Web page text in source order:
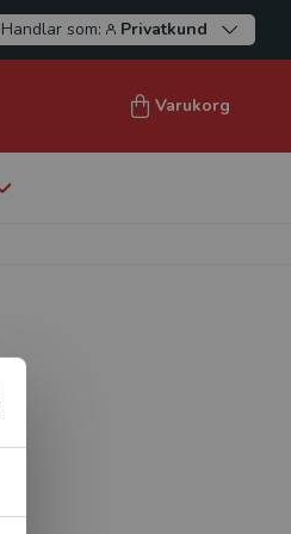
Handlar som: Privatkund
Varukorg